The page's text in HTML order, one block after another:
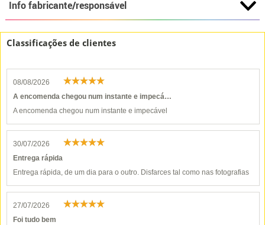
Info fabricante/responsável
Classificações de clientes
08/08/2026
A encomenda chegou num instante e impecá…
A encomenda chegou num instante e impecável
30/07/2026
Entrega rápida
Entrega rápida, de um dia para o outro. Disfarces tal como nas fotografias
27/07/2026
Foi tudo bem